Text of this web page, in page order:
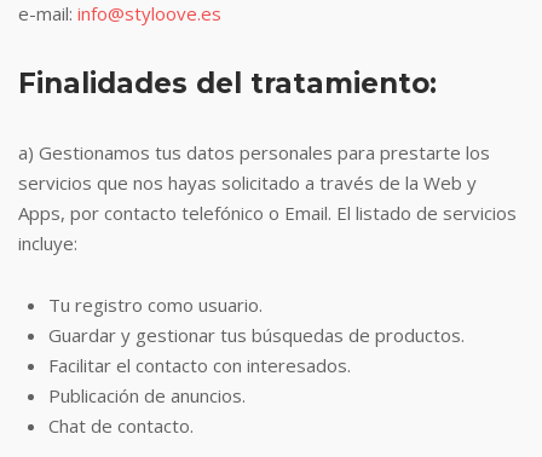
e-mail: info@styloove.es
Finalidades del tratamiento:
a) Gestionamos tus datos personales para prestarte los
servicios que nos hayas solicitado a través de la Web y
Apps, por contacto telefónico o Email. El listado de servicios
incluye:
Tu registro como usuario.
Guardar y gestionar tus búsquedas de productos.
Facilitar el contacto con interesados.
Publicación de anuncios.
Chat de contacto.